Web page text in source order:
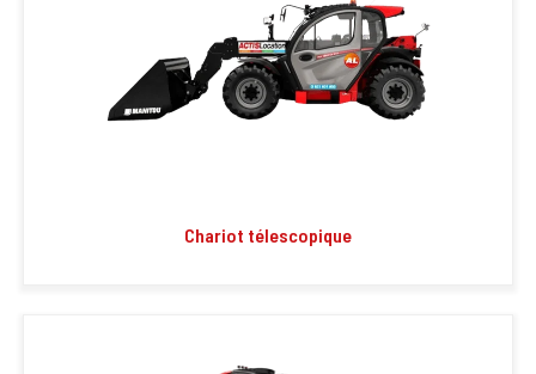
Chariot télescopique